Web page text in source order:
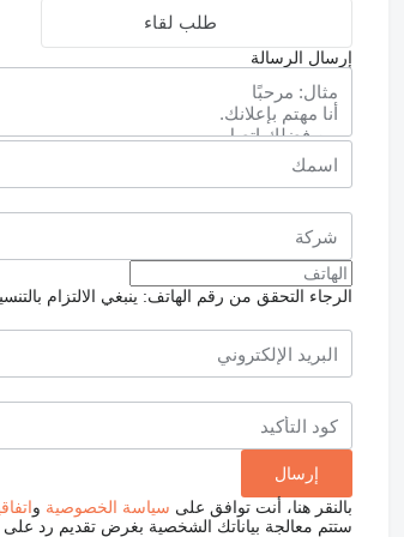
طلب لقاء
إرسال الرسالة
الرجاء التحقق من رقم الهاتف: ينبغي الالتزام
بالنقر هنا، أنت توافق على سياسة الخصوصية و
ستتم معالجة بياناتك الشخصية بغرض تقديم رد